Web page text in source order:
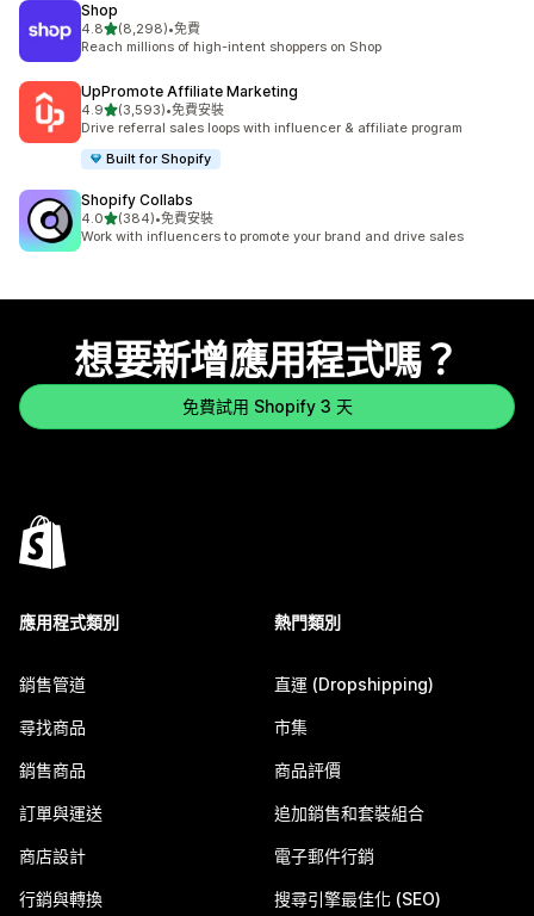
Shop
4.8滿分 5 顆星
(8,298)
共有 8298 則評價
•免費
Reach millions of high-intent shoppers on Shop
UpPromote Affiliate Marketing
4.9滿分 5 顆星
(3,593)
共有 3593 則評價
•免費安裝
Drive referral sales loops with influencer & affiliate program
Built for Shopify
Shopify Collabs
4.0滿分 5 顆星
(384)
共有 384 則評價
•免費安裝
Work with influencers to promote your brand and drive sales
想要新增應用程式嗎？
免費試用 Shopify 3 天
應用程式類別
銷售管道
尋找商品
銷售商品
訂單與運送
商店設計
行銷與轉換
熱門類別
直運 (Dropshipping)
市集
商品評價
追加銷售和套裝組合
電子郵件行銷
搜尋引擎最佳化 (SEO)